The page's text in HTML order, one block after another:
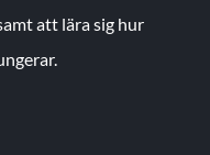
att lära sig hur